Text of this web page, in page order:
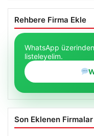
Rehbere Firma Ekle
WhatsApp üzerinden
listeleyelim.
Son Eklenen Firmalar